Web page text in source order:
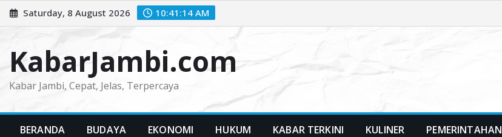
Skip
to
Saturday, 8 August 2026 10:41:15 AM
KabarJambi.com
Kabar Jambi, Cepat, Jelas, Terpercaya
BERANDA BUDAYA EKONOMI HUKUM KABAR TERKINI KULINER PEMERINTAHAN